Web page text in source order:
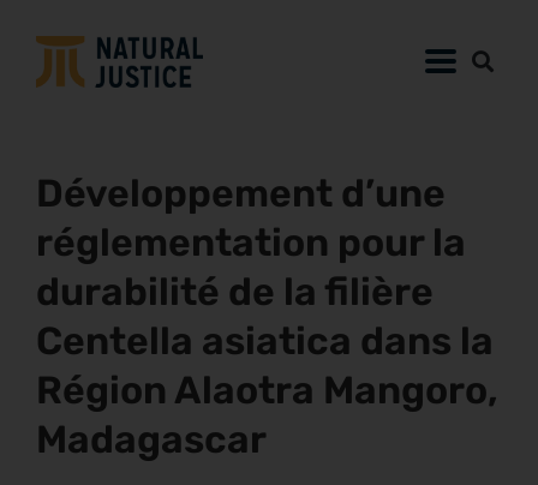
Développement d’une
réglementation pour la
durabilité de la filière
Centella asiatica dans la
Région Alaotra Mangoro,
Madagascar